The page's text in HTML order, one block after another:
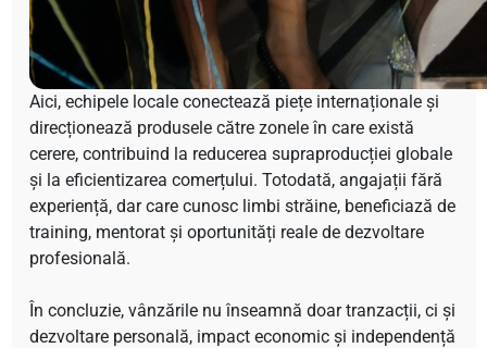
Aici, echipele locale conectează piețe internaționale și
direcționează produsele către zonele în care există
cerere, contribuind la reducerea supraproducției globale
și la eficientizarea comerțului. Totodată, angajații fără
experiență, dar care cunosc limbi străine, beneficiază de
training, mentorat și oportunități reale de dezvoltare
profesională.
În concluzie, vânzările nu înseamnă doar tranzacții, ci și
dezvoltare personală, impact economic și independență